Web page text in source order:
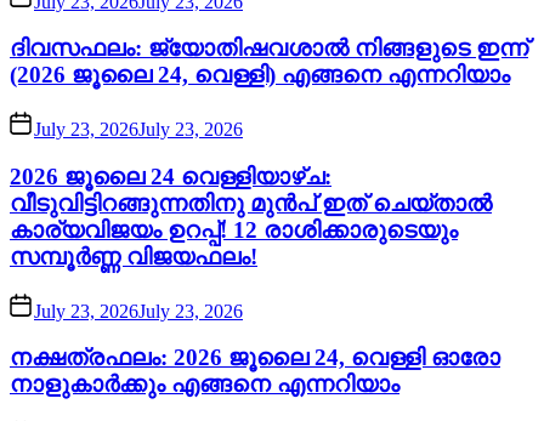
ദിവസഫലം: ജ്യോതിഷവശാൽ നിങ്ങളുടെ ഇന്ന്‌
(2026 ജൂലൈ 24, വെള്ളി) എങ്ങനെ എന്നറിയാം
July 23, 2026July 23, 2026
2026 ജൂലൈ 24 വെള്ളിയാഴ്ച:
വീടുവിട്ടിറങ്ങുന്നതിനു മുൻപ് ഇത് ചെയ്താൽ
കാര്യവിജയം ഉറപ്പ്! 12 രാശിക്കാരുടെയും
സമ്പൂർണ്ണ വിജയഫലം!
July 23, 2026July 23, 2026
നക്ഷത്രഫലം: 2026 ജൂലൈ 24, വെള്ളി ഓരോ
നാളുകാർക്കും എങ്ങനെ എന്നറിയാം